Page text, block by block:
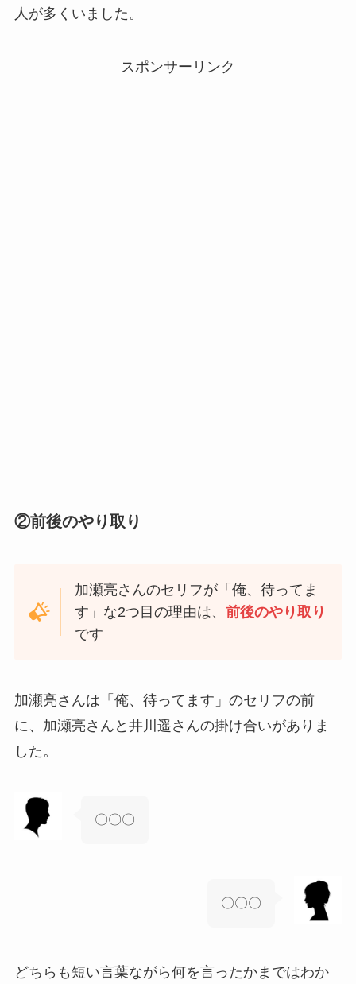
人が多くいました。
スポンサーリンク
②前後のやり取り
加瀬亮さんのセリフが「俺、待ってま
す」な2つ目の理由は、前後のやり取り
です
加瀬亮さんは「俺、待ってます」のセリフの前
に、加瀬亮さんと井川遥さんの掛け合いがありま
した。
〇〇〇
〇〇〇
どちらも短い言葉ながら何を言ったかまではわか